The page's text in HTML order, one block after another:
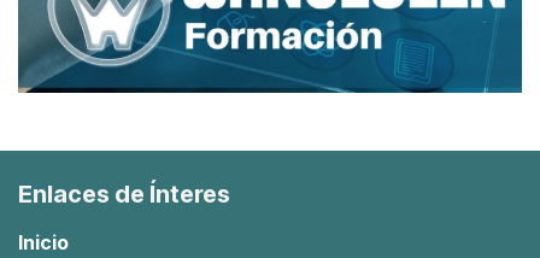
Enlaces de Ínteres
Inicio